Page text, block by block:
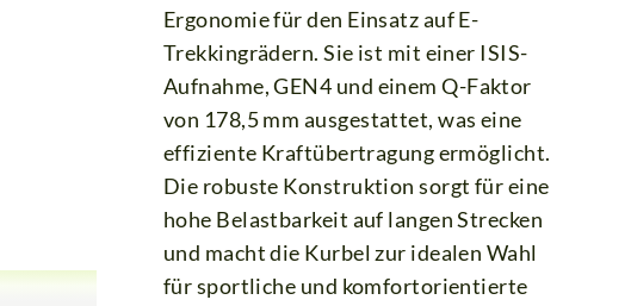
Ergonomie für den Einsatz auf E-
Trekkingrädern. Sie ist mit einer ISIS-
Aufnahme, GEN4 und einem Q-Faktor
von 178,5 mm ausgestattet, was eine
effiziente Kraftübertragung ermöglicht.
Die robuste Konstruktion sorgt für eine
hohe Belastbarkeit auf langen Strecken
und macht die Kurbel zur idealen Wahl
für sportliche und komfortorientierte